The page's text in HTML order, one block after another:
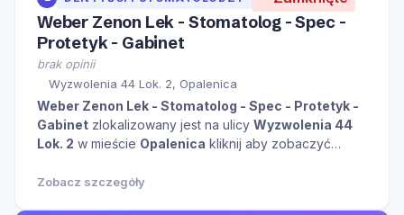
Weber Zenon Lek - Stomatolog - Spec -
Protetyk - Gabinet
brak opinii
Wyzwolenia 44 Lok. 2, Opalenica
Weber Zenon Lek - Stomatolog - Spec - Protetyk -
Gabinet zlokalizowany jest na ulicy Wyzwolenia 44
Lok. 2 w mieście Opalenica kliknij aby zobaczyć
Zobacz szczegóły